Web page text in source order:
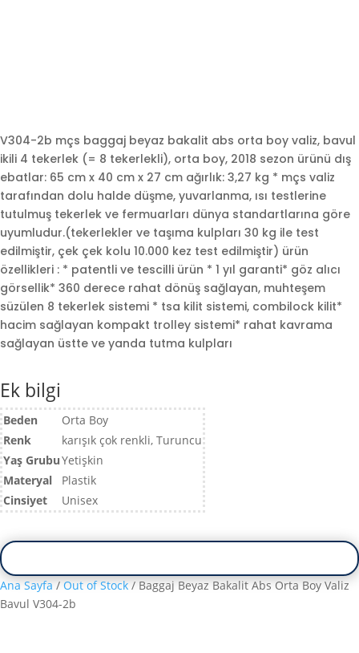
V304-2b mçs baggaj beyaz bakalit abs orta boy valiz, bavul
ikili 4 tekerlek (= 8 tekerlekli), orta boy, 2018 sezon ürünü dış
ebatlar: 65 cm x 40 cm x 27 cm ağırlık: 3,27 kg * mçs valiz
tarafından dolu halde düşme, yuvarlanma, ısı testlerine
tutulmuş tekerlek ve fermuarları dünya standartlarına göre
uyumludur.(tekerlekler ve taşıma kulpları 30 kg ile test
edilmiştir, çek çek kolu 10.000 kez test edilmiştir) ürün
özellikleri : * patentli ve tescilli ürün * 1 yıl garanti* göz alıcı
görsellik* 360 derece rahat dönüş sağlayan, muhteşem
süzülen 8 tekerlek sistemi * tsa kilit sistemi, combilock kilit*
hacim sağlayan kompakt trolley sistemi* rahat kavrama
sağlayan üstte ve yanda tutma kulpları
Ek bilgi
Beden
Orta Boy
Renk
karışık çok renkli, Turuncu
Yaş GrubuYetişkin
Materyal
Plastik
Cinsiyet
Unisex
Ana Sayfa / Out of Stock / Baggaj Beyaz Bakalit Abs Orta Boy Valiz
Bavul V304-2b